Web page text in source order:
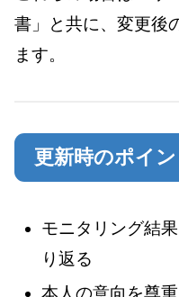
書」と共に、変更後
ます。
更新時のポイ
モニタリング結
り返る
本人の意向を尊